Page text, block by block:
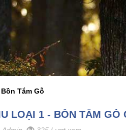
Bồn Tắm Gỗ
LOẠI 1 - BỒN TẮM GỖ